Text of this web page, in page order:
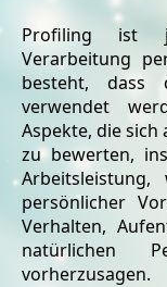
Profiling ist
Verarbeitung
besteht, dass
verwendet
Aspekte, die
zu bewerten,
Arbeitsleistung,
persönlicher
Verhalten,
natürlichen
vorherzusagen.